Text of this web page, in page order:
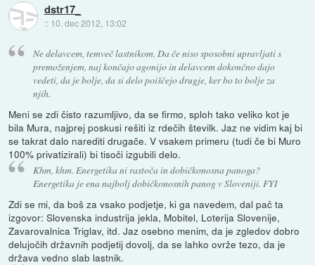
dstr17_
:: 10. dec 2012, 13:02
Ne delavcem, temveč lastnikom. Da če niso sposobni upravljati s
premoženjem, naj končajo agonijo in delavcem dokončno dajo
vedeti, da je bolje, da si delo poiščejo drugje, ker bo to bolje za
njih.
Meni se zdi čisto razumljivo, da se firmo, sploh tako veliko kot je
bila Mura, najprej poskusi rešiti iz rdečih številk. Jaz ne vidim kaj bi
se takrat dalo narediti drugače. V vsakem primeru (tudi če bi Muro
100% privatizirali) bi tisoči izgubili delo.
Khm, khm. Energetika ni rastoča in dobičkonosna panoga?
Energetika je ena najbolj dobičkonosnih panog v Sloveniji. FYI
Zdi se mi, da boš za vsako podjetje, ki ga navedem, dal pač ta
izgovor: Slovenska industrija jekla, Mobitel, Loterija Slovenije,
Zavarovalnica Triglav, itd. Jaz osebno menim, da je zgledov dobro
delujočih državnih podjetij dovolj, da se lahko ovrže tezo, da je
država vedno slab lastnik.